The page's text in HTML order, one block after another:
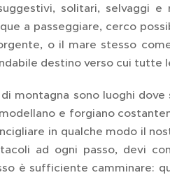
solitari, selvaggi
a passeggiare, cerco
o il mare stesso
destino verso cui tutte
montagna sono luoghi
e forgiano
in qualche modo il
ad ogni passo, devi
è sufficiente camminare: